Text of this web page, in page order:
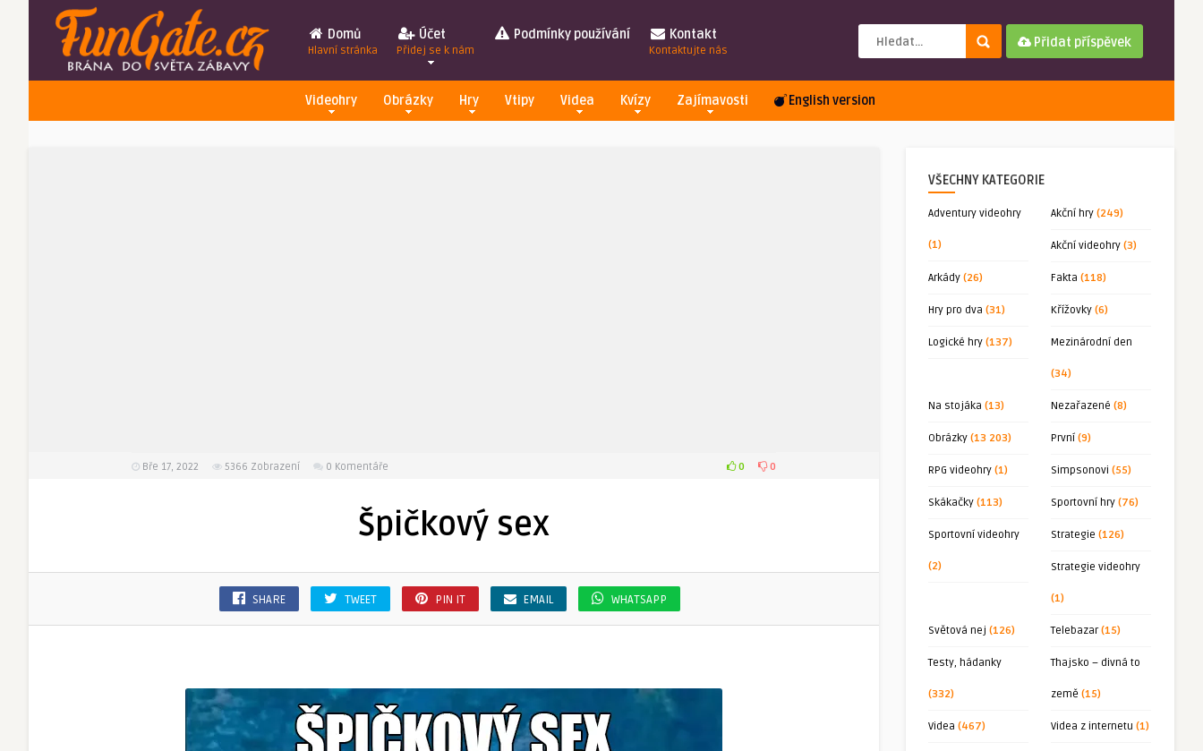
Domů
Hlavní stránka
Účet
Přidej se k nám
Podmínky používání Kontakt
Kontaktujte nás
Přidat příspěvek
Videohry Obrázky Hry Vtipy Videa Kvízy Zajímavosti English version
Bře 17, 2022 5366 Zobrazení 0 Komentáře 0 0
Špičkový sex
SHARE TWEET PIN IT EMAIL WHATSAPP
VŠECHNY KATEGORIE
Adventury videohry
(1)
Akční hry (249)
Akční videohry (3)
Arkády (26) Fakta (118)
Hry pro dva (31) Křížovky (6)
Logické hry (137) Mezinárodní den
(34)
Na stojáka (13) Nezařazené (8)
Obrázky (13 203) První (9)
RPG videohry (1) Simpsonovi (55)
Skákačky (113) Sportovní hry (76)
Sportovní videohry
(2)
Strategie (126)
Strategie videohry
(1)
Světová nej (126) Telebazar(15)
Testy, hádanky
(332)
Thajsko – divná to
země (15)
Videa (467) Videa z internetu (1)